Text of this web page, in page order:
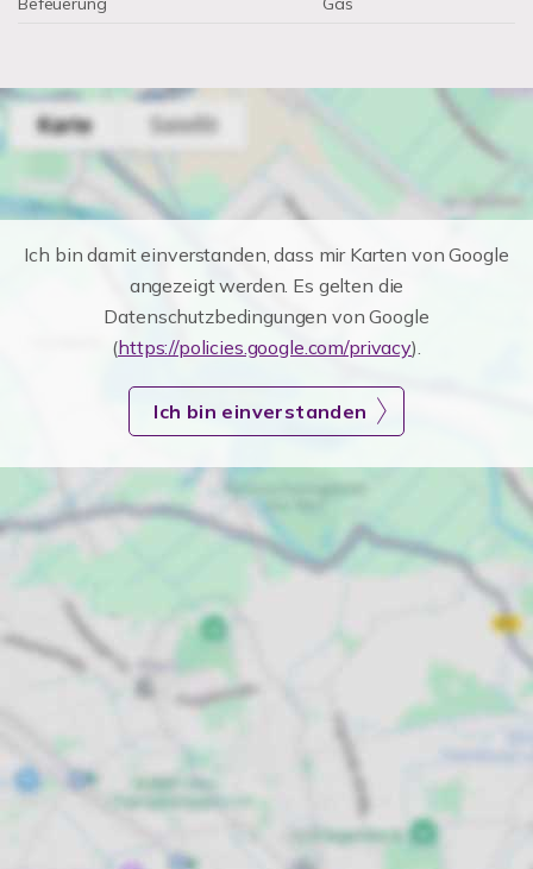
Ich bin damit einverstanden, dass mir Karten von Google
angezeigt werden. Es gelten die
Datenschutzbedingungen von Google
(https://policies.google.com/privacy).
Ich bin einverstanden